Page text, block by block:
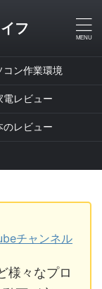
フ
コン作業環境
電レビュー
のレビュー
チャンネル
様々なプロ